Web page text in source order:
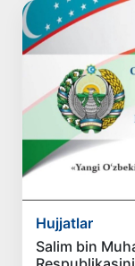
Hujjatlar
Salim bin